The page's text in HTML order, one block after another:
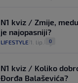
N1 kviz / Zmije,
je najopasniji?
LIFESTYLE 1. lip. 0
N1 kviz / Koliko
Đorđa Balaševića?